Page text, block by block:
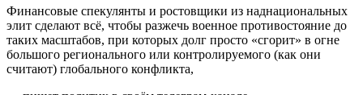
Финансовые спекулянты и ростовщики из наднациональных
элит сделают всё, чтобы разжечь военное противостояние до
таких масштабов, при которых долг просто «сгорит» в огне
большого регионального или контролируемого (как они
считают) глобального конфликта,